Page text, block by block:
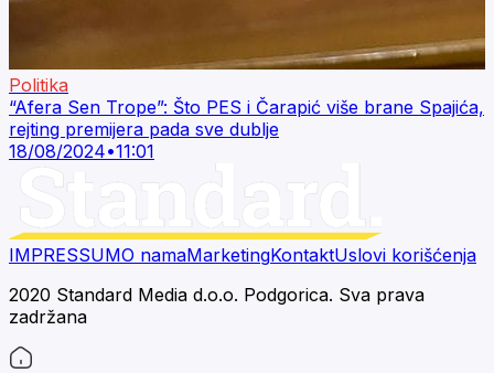
Politika
“Afera Sen Trope”: Što PES i Čarapić više brane Spajića,
rejting premijera pada sve dublje
18/08/2024•11:01
IMPRESSUMO namaMarketingKontaktUslovi korišćenja
2020 Standard Media d.o.o. Podgorica. Sva prava
zadržana